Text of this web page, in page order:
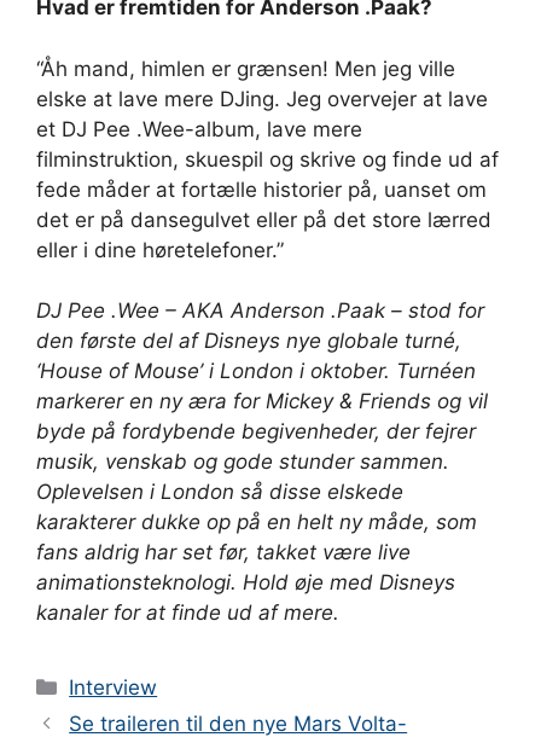
Hvad er fremtiden for Anderson .Paak?
“Åh mand, himlen er grænsen! Men jeg ville
elske at lave mere DJing. Jeg overvejer at lave
et DJ Pee .Wee-album, lave mere
filminstruktion, skuespil og skrive og finde ud af
fede måder at fortælle historier på, uanset om
det er på dansegulvet eller på det store lærred
eller i dine høretelefoner.”
DJ Pee .Wee – AKA Anderson .Paak – stod for
den første del af Disneys nye globale turné,
‘House of Mouse’ i London i oktober. Turnéen
markerer en ny æra for Mickey & Friends og vil
byde på fordybende begivenheder, der fejrer
musik, venskab og gode stunder sammen.
Oplevelsen i London så disse elskede
karakterer dukke op på en helt ny måde, som
fans aldrig har set før, takket være live
animationsteknologi. Hold øje med Disneys
kanaler for at finde ud af mere.
Kategorier
Interview
Se traileren til den nye Mars Volta-